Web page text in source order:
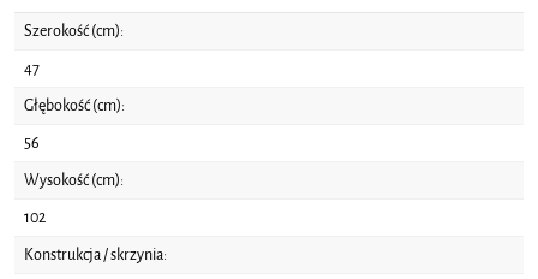
Szerokość (cm):
47
Głębokość (cm):
56
Wysokość (cm):
102
Konstrukcja / skrzynia: